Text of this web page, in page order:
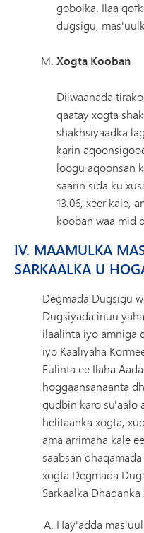
gobolka. Ilaa
dugsigu,
Xogta Kooban
Diiwaanada
qaatay xogta
shakhsiyaadka
karin
loogu aqoonsan
saarin sida ku
13.06, xeer kale,
kooban waa mid
IV. MAAMULKA
SARKAALKA U
Degmada Dugsigu
Dugsiyada inuu
ilaalinta iyo amniga
iyo Kaaliyaha
Fulinta ee Ilaha
hoggaansanaanta
gudbin karo su'aalo
helitaanka xogta,
ama arrimaha kale
saabsan
xogta Degmada
Sarkaalka Dhaqanka
Hay'adda